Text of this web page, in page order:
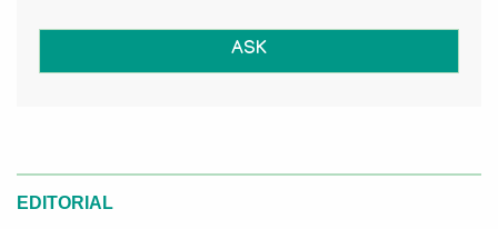
ASK
EDITORIAL